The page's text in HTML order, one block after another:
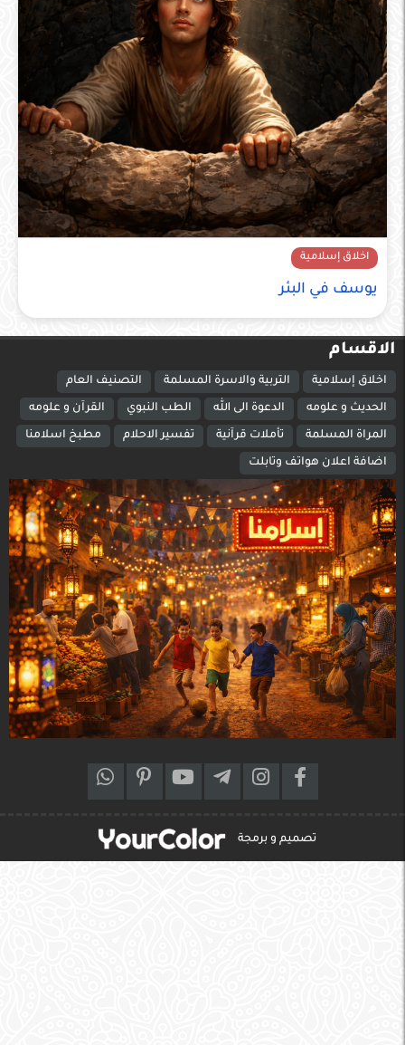
اخلاق إسلامية
يوسف في البئر
الاقسام
اخلاق إسلامية التربية والاسرة المسلمة التصنيف العام
الحديث و علومه الدعوة الى الله الطب النبوي القرآن و علومه
المراة المسلمة تأملات قرآنية تفسير الاحلام مطبخ اسلامنا
اضافة اعلان هواتف وتابلت
تصميم و برمجة